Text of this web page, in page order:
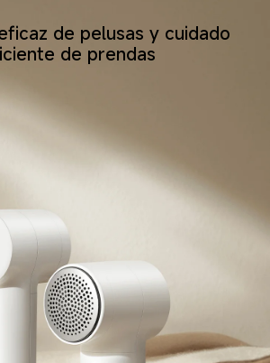
de pelusas y cuidado
de prendas